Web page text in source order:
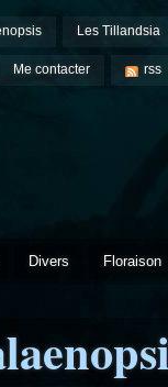
Les Tillandsia
Me contacter rss
Divers Floraison